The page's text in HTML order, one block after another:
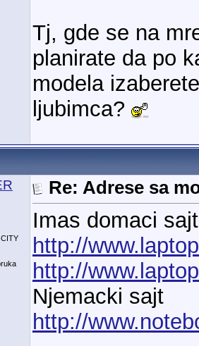
Tj, gde se na
planirate da po
modela
ljubimca?
Re: Adrese sa
Imas domaci sajt
http://
http://
Njemacki sajt
http://